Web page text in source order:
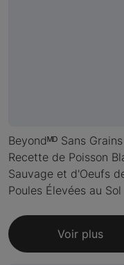
Beyondᴹᴰ Sans Grains
Recette de Poisson
Sauvage et d'Oeufs
Poules Élevées au Sol
Voir plus